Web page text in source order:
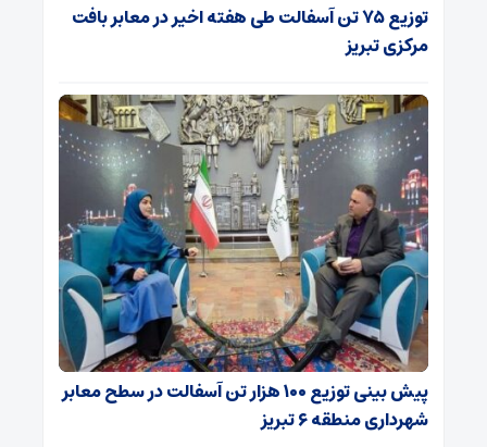
توزیع ۷۵ تن آسفالت طی هفته اخیر در معابر بافت
مرکزی تبریز
پیش بینی توزیع ۱۰۰ هزار تن آسفالت در سطح معابر
شهرداری منطقه ۶ تبریز